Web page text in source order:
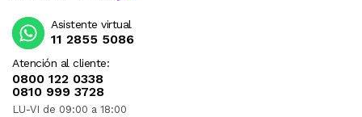
Atención al cliente:
0800 122 0338
0810 999 3728
LU-VI de 09:00 a 18:00
Asistente virtual
11 2855 5086